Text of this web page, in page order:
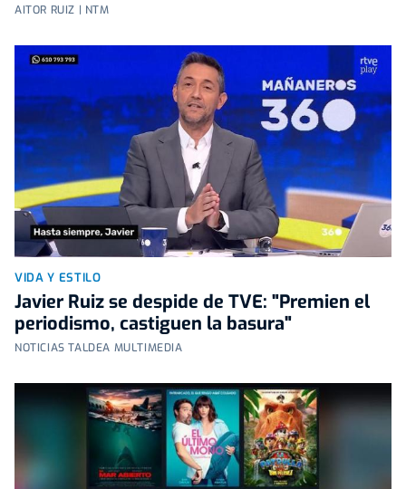
AITOR RUIZ | NTM
VIDA Y ESTILO
Javier Ruiz se despide de TVE: "Premien el
periodismo, castiguen la basura"
NOTICIAS TALDEA MULTIMEDIA